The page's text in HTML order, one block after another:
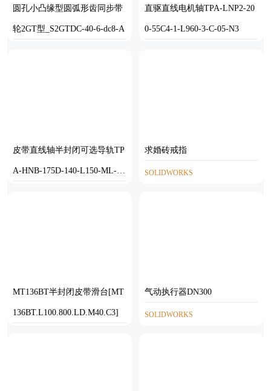
圆孔小凸缘型圆弧形齿同步带
轮2GT型_S2GTDC-40-6-dc8-A
直驱直线电机轴TPA-LNP2-20
0-55C4-1-L960-3-C-05-N3
皮带直线轴半封闭可选导轨TP
A-HNB-175D-140-L150-ML-Y-
求婚砖戒指
SOLIDWORKS
MT136BT半封闭皮带滑台[MT
136BT.L100.800.LD.M40.C3]
气动执行器DN300
SOLIDWORKS